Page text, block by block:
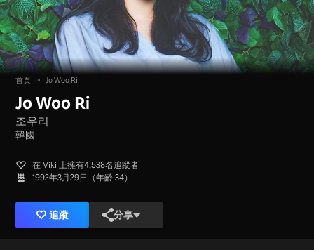
首頁 > Jo Woo Ri
Jo Woo Ri
조우리
韓國
在 Viki 上擁有4,538名追蹤者
1992年3月29日（年齡 34）
追蹤 分享